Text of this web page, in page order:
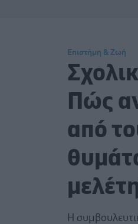
Επιστήμη & Ζωή
Πώς
από
Η